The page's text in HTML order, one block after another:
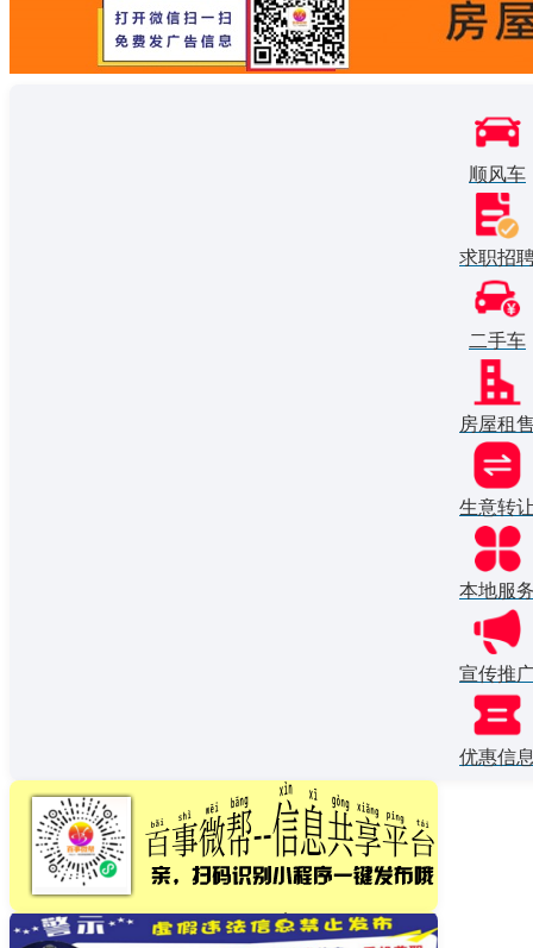
顺风车
求职招
二手车
房屋租
生意转
本地服
宣传推
优惠信